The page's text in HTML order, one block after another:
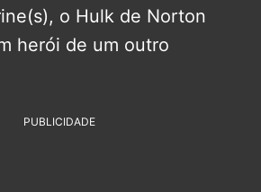
o Hulk de Norton
herói de um outro
PUBLICIDADE